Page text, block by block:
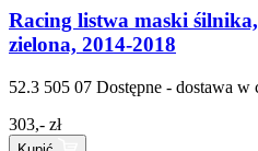
Racing listwa maski
zielona, 2014-2018
52.3 505 07 Dostępne - dostawa w
303,- zł